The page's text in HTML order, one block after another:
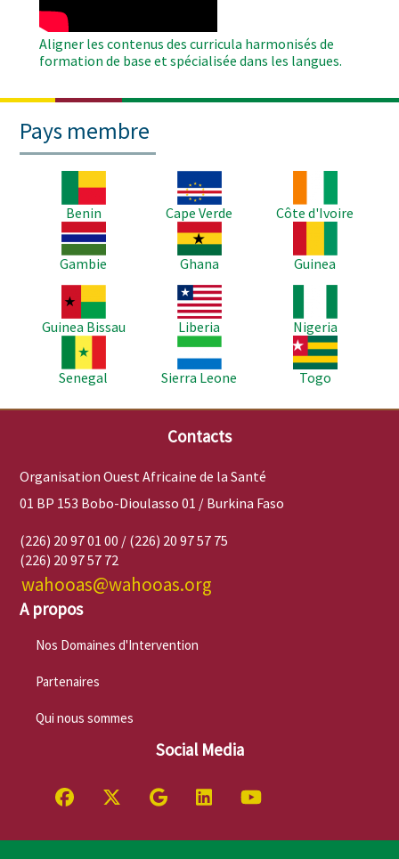
Aligner les contenus des curricula harmonisés de
formation de base et spécialisée dans les langues.
Pays membre
Benin
Image
Cape Verde
Côte d'Ivoire
Image
Gambie
Image
Ghana
Guinea
Image
Guinea Bissau
Image
Liberia
Nigeria
Senegal
Image
Sierra Leone
Image
Togo
Contacts
Organisation Ouest Africaine de la Santé
01 BP 153 Bobo-Dioulasso 01 / Burkina Faso
(226) 20 97 01 00 / (226) 20 97 57 75
(226) 20 97 57 72
wahooas@wahooas.org
A propos
Nos Domaines d'Intervention
Partenaires
Qui nous sommes
Social Media